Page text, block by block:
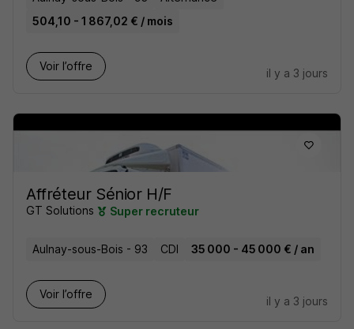
504,10 - 1 867,02 € / mois
Voir l’offre
il y a 3 jours
Affréteur Sénior H/F
GT Solutions Super recruteur
Aulnay-sous-Bois - 93 CDI 35 000 - 45 000 € / an
Voir l’offre
il y a 3 jours